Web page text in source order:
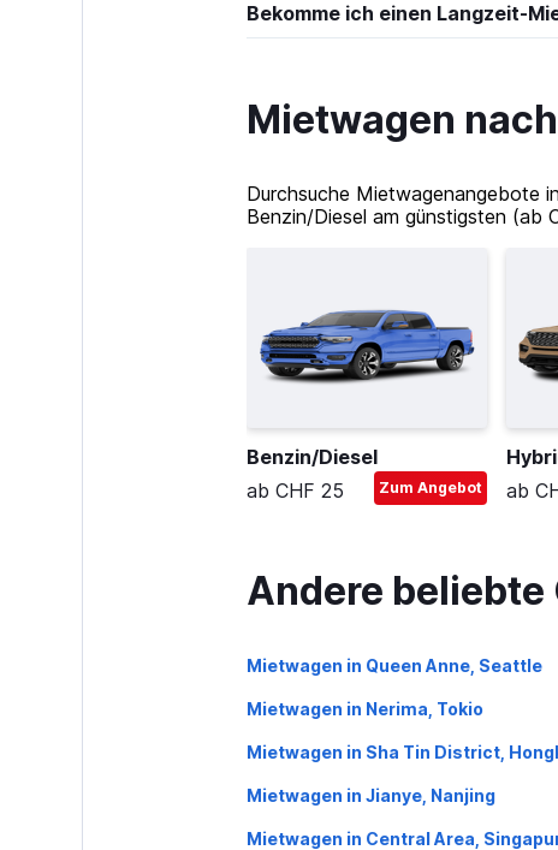
Bekomme ich einen Langzeit-
Mietwagen
Durchsuche Mietwagenangebote
Benzin/Diesel am günstigsten (ab
Benzin/Diesel
ab CHF 25
Zum Angebot
ab
Andere
Mietwagen in Queen Anne, Seattle
Mietwagen in Nerima, Tokio
Mietwagen in Sha Tin District,
Mietwagen in Jianye, Nanjing
Mietwagen in Central Area,